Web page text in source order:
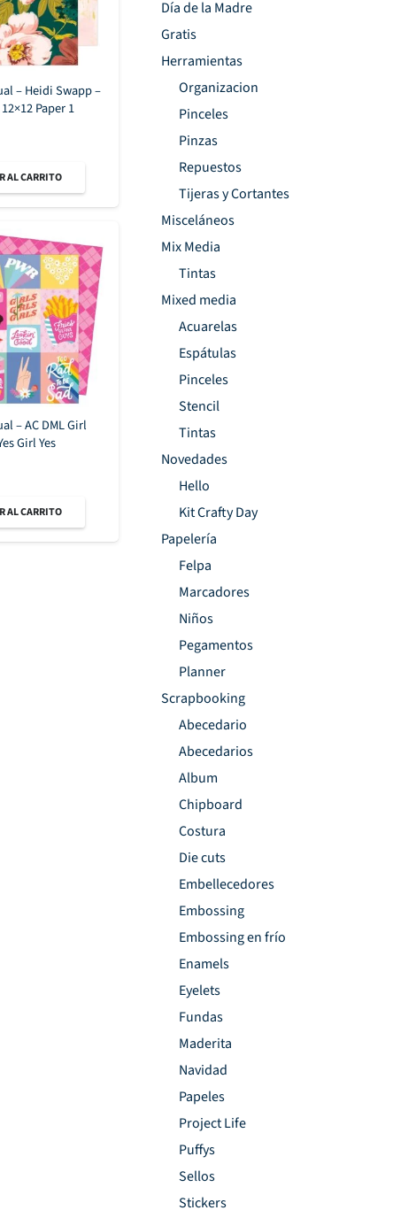
– Heidi Swapp –
Paper 1
AL CARRITO
– AC DML Girl
Girl Yes
AL CARRITO
Día de la Madre
Gratis
Herramientas
Organizacion
Pinceles
Pinzas
Repuestos
Tijeras y Cortantes
Misceláneos
Mix Media
Tintas
Mixed media
Acuarelas
Espátulas
Pinceles
Stencil
Tintas
Novedades
Hello
Kit Crafty Day
Papelería
Felpa
Marcadores
Niños
Pegamentos
Planner
Scrapbooking
Abecedario
Abecedarios
Album
Chipboard
Costura
Die cuts
Embellecedores
Embossing
Embossing en frío
Enamels
Eyelets
Fundas
Maderita
Navidad
Papeles
Project Life
Puffys
Sellos
Stickers